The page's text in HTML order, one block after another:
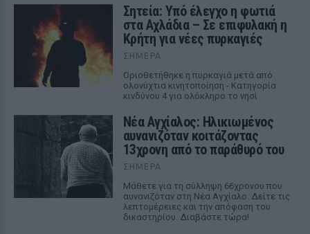
Σητεία: Υπό έλεγχο η φωτιά
στα Αχλάδια – Σε επιφυλακή η
Κρήτη για νέες πυρκαγιές
ΣΉΜΕΡΑ
Οριοθετήθηκε η πυρκαγιά μετά από
ολονύχτια κινητοποίηση - Κατηγορία
κινδύνου 4 για ολόκληρο το νησί
Νέα Αγχίαλος: Ηλικιωμένος
αυνανιζόταν κοιτάζοντας
13χρονη από το παράθυρό του
ΣΉΜΕΡΑ
Μάθετε για τη σύλληψη 66χρονου που
αυνανιζόταν στη Νέα Αγχίαλο. Δείτε τις
λεπτομέρειες και την απόφαση του
δικαστηρίου. Διαβάστε τώρα!